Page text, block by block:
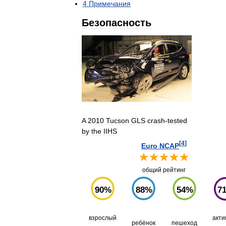
4 Примечания
Безопасность
A 2010 Tucson GLS crash-tested
by the IIHS
Euro NCAP[4]
общий рейтинг
90% 88% 54% 71
взрослый
ребёнок пешеход